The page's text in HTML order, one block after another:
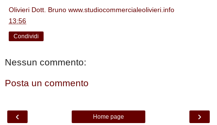
Olivieri Dott. Bruno www.studiocommercialeolivieri.info
13:56
Condividi
Nessun commento:
Posta un commento
‹ ›
Home page